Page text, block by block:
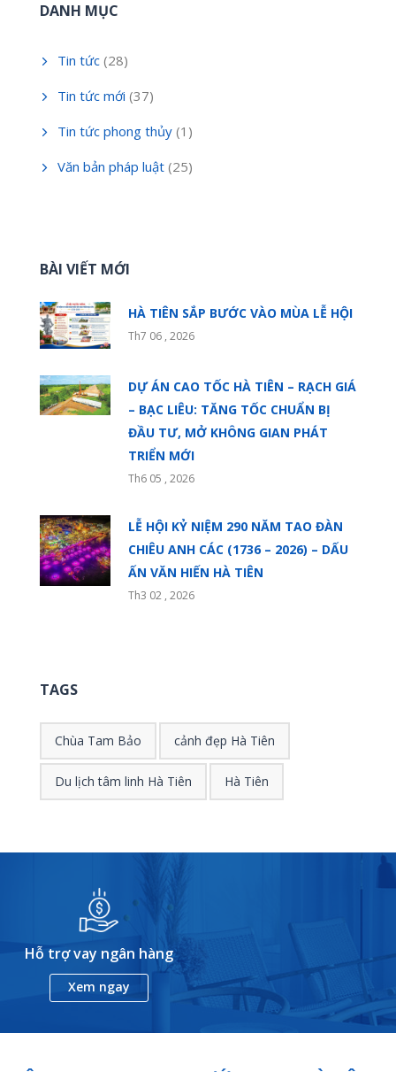
DANH MỤC
Tin tức (28)
Tin tức mới (37)
Tin tức phong thủy (1)
Văn bản pháp luật (25)
BÀI VIẾT MỚI
HÀ TIÊN SẮP BƯỚC VÀO MÙA LỄ HỘI
Th7 06 , 2026
DỰ ÁN CAO TỐC HÀ TIÊN – RẠCH GIÁ
– BẠC LIÊU: TĂNG TỐC CHUẨN BỊ
ĐẦU TƯ, MỞ KHÔNG GIAN PHÁT
TRIỂN MỚI
Th6 05 , 2026
LỄ HỘI KỶ NIỆM 290 NĂM TAO ĐÀN
CHIÊU ANH CÁC (1736 – 2026) – DẤU
ẤN VĂN HIẾN HÀ TIÊN
Th3 02 , 2026
TAGS
Chùa Tam Bảo cảnh đẹp Hà Tiên
Du lịch tâm linh Hà Tiên Hà Tiên
Hỗ trợ vay ngân hàng
Xem ngay